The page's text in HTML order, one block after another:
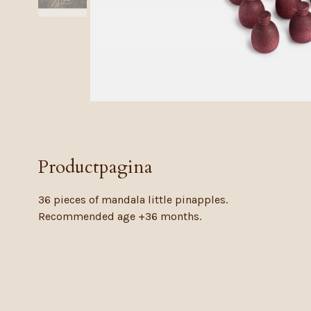
Productpagina
36 pieces of mandala little pinapples.
Recommended age +36 months.